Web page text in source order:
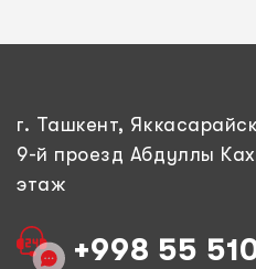
г. Ташкент,
9-й проезд Абдуллы
этаж
+998 55